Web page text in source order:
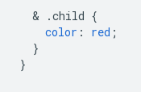
  &
.child {
color : red ;
}
}